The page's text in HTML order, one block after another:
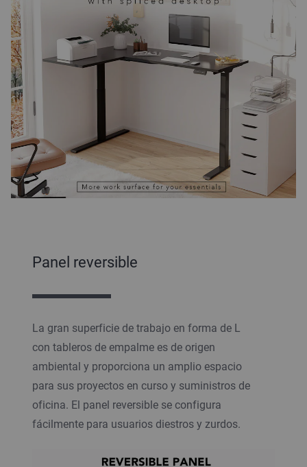
Panel reversible
La gran superficie de trabajo en forma de L
con tableros de empalme es de origen
ambiental y proporciona un amplio espacio
para sus proyectos en curso y suministros de
oficina. El panel reversible se configura
fácilmente para usuarios diestros y zurdos.